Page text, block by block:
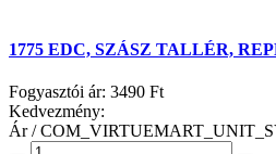
1775 EDC, SZÁSZ TALLÉR,
Fogyasztói ár: 3490 Ft
Kedvezmény:
Ár /